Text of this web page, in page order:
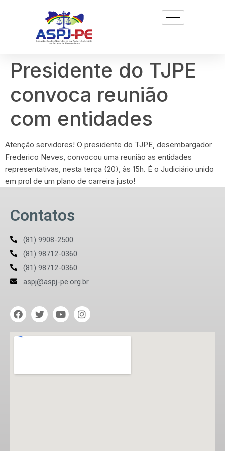
Presidente do TJPE
convoca reunião
com entidades
Atenção servidores! O presidente do TJPE, desembargador
Frederico Neves, convocou uma reunião as entidades
representativas, nesta terça (20), às 15h. É o Judiciário unido
em prol de um plano de carreira justo!
Contatos
(81) 9908-2500
(81) 98712-0360
(81) 98712-0360
aspj@aspj-pe.org.br